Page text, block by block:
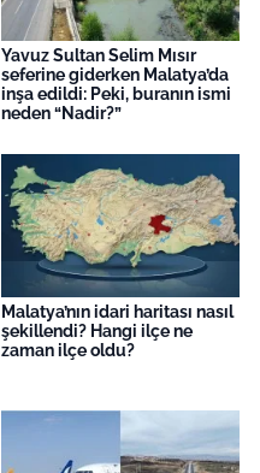
Yavuz Sultan Selim Mısır
seferine giderken Malatya’da
inşa edildi: Peki, buranın ismi
neden “Nadir?”
Malatya’nın idari haritası nasıl
şekillendi? Hangi ilçe ne
zaman ilçe oldu?